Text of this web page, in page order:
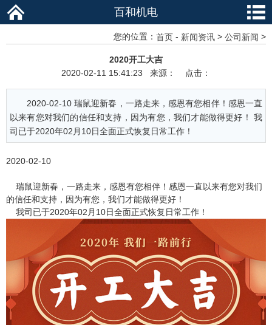
百和机电
您的位置： 首页 - 新闻资讯 > 公司新闻 >
2020开工大吉
2020-02-11 15:41:23 来源： 点击：
2020-02-10 瑞鼠迎新春，一路走来，感恩有您相伴！感恩一直
以来有您对我们的信任和支持，因为有您，我们才能做得更好！ 我
司已于2020年02月10日全面正式恢复日常工作！
2020-02-10
瑞鼠迎新春，一路走来，感恩有您相伴！感恩一直以来有您对我们
的信任和支持，因为有您，我们才能做得更好！
我司已于2020年02月10日全面正式恢复日常工作！